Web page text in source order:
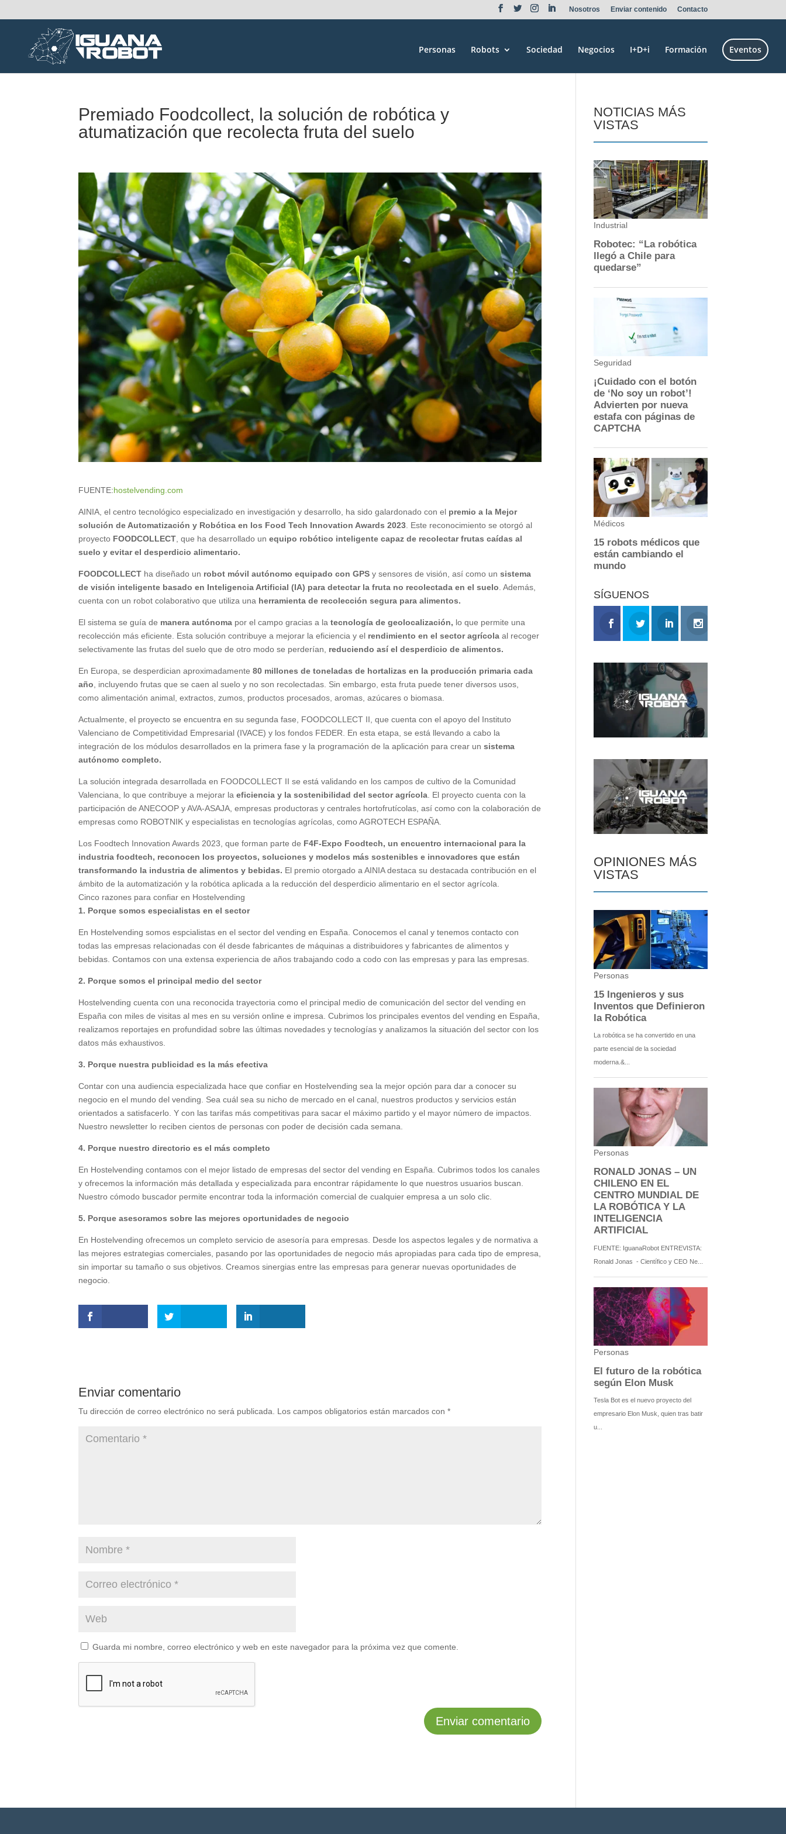
Nosotros Enviar contenido Contacto
Personas Robots Sociedad Negocios I+D+i Formación Eventos
Premiado Foodcollect, la solución de robótica y
atumatización que recolecta fruta del suelo
FUENTE:hostelvending.com
AINIA, el centro tecnológico especializado en investigación y desarrollo, ha sido galardonado con el premio a la Mejor
solución de Automatización y Robótica en los Food Tech Innovation Awards 2023 . Este reconocimiento se otorgó al
proyecto FOODCOLLECT , que ha desarrollado unequipo robótico inteligente capaz de recolectar frutas caídas al
suelo y evitar el desperdicio alimentario.
FOODCOLLECT ha diseñado un robot móvil autónomo equipado con GPSy sensores de visión, así como unsistema
de visión inteligente basado en Inteligencia Artificial (IA) para detectar la fruta no recolectada en el suelo . Además,
cuenta con un robot colaborativo que utiliza una herramienta de recolección segura para alimentos.
El sistema se guía de manera autónoma por el campo gracias a la tecnología de geolocalización, lo que permite una
recolección más eficiente. Esta solución contribuye a mejorar la eficiencia y el rendimiento en el sector agrícolaal recoger
selectivamente las frutas del suelo que de otro modo se perderían, reduciendo así el desperdicio de alimentos.
En Europa, se desperdician aproximadamente 80 millones de toneladas de hortalizas en la producción primaria cada
año , incluyendo frutas que se caen al suelo y no son recolectadas. Sin embargo, esta fruta puede tener diversos usos,
como alimentación animal, extractos, zumos, productos procesados, aromas, azúcares o biomasa.
Actualmente, el proyecto se encuentra en su segunda fase, FOODCOLLECT II, que cuenta con el apoyo del Instituto
Valenciano de Competitividad Empresarial (IVACE) y los fondos FEDER. En esta etapa, se está llevando a cabo la
integración de los módulos desarrollados en la primera fase y la programación de la aplicación para crear unsistema
autónomo completo.
La solución integrada desarrollada en FOODCOLLECT II se está validando en los campos de cultivo de la Comunidad
Valenciana, lo que contribuye a mejorar laeficiencia y la sostenibilidad del sector agrícola . El proyecto cuenta con la
participación de ANECOOP y AVA-ASAJA, empresas productoras y centrales hortofrutícolas, así como con la colaboración de
empresas como ROBOTNIK y especialistas en tecnologías agrícolas, como AGROTECH ESPAÑA.
Los Foodtech Innovation Awards 2023, que forman parte de F4F-Expo Foodtech, un encuentro internacional para la
industria foodtech, reconocen los proyectos, soluciones y modelos más sostenibles e innovadores que están
transformando la industria de alimentos y bebidas. El premio otorgado a AINIA destaca su destacada contribución en el
ámbito de la automatización y la robótica aplicada a la reducción del desperdicio alimentario en el sector agrícola.
Cinco razones para confiar en Hostelvending
1. Porque somos especialistas en el sector
En Hostelvending somos espcialistas en el sector del vending en España. Conocemos el canal y tenemos contacto con
todas las empresas relacionadas con él desde fabricantes de máquinas a distribuidores y fabricantes de alimentos y
bebidas. Contamos con una extensa experiencia de años trabajando codo a codo con las empresas y para las empresas.
2. Porque somos el principal medio del sector
Hostelvending cuenta con una reconocida trayectoria como el principal medio de comunicación del sector del vending en
España con miles de visitas al mes en su versión online e impresa. Cubrimos los principales eventos del vending en España,
realizamos reportajes en profundidad sobre las últimas novedades y tecnologías y analizamos la situación del sector con los
datos más exhaustivos.
3. Porque nuestra publicidad es la más efectiva
Contar con una audiencia especializada hace que confiar en Hostelvending sea la mejor opción para dar a conocer su
negocio en el mundo del vending. Sea cuál sea su nicho de mercado en el canal, nuestros productos y servicios están
orientados a satisfacerlo. Y con las tarifas más competitivas para sacar el máximo partido y el mayor número de impactos.
Nuestro newsletter lo reciben cientos de personas con poder de decisión cada semana.
4. Porque nuestro directorio es el más completo
En Hostelvending contamos con el mejor listado de empresas del sector del vending en España. Cubrimos todos los canales
y ofrecemos la información más detallada y especializada para encontrar rápidamente lo que nuestros usuarios buscan.
Nuestro cómodo buscador permite encontrar toda la información comercial de cualquier empresa a un solo clic.
5. Porque asesoramos sobre las mejores oportunidades de negocio
En Hostelvending ofrecemos un completo servicio de asesoría para empresas. Desde los aspectos legales y de normativa a
las mejores estrategias comerciales, pasando por las oportunidades de negocio más apropiadas para cada tipo de empresa,
sin importar su tamaño o sus objetivos. Creamos sinergias entre las empresas para generar nuevas oportunidades de
negocio.
Enviar comentario
Tu dirección de correo electrónico no será publicada. Los campos obligatorios están marcados con*
Guarda mi nombre, correo electrónico y web en este navegador para la próxima vez que comente.
NOTICIAS MÁS
VISTAS
SÍGUENOS
OPINIONES MÁS
VISTAS